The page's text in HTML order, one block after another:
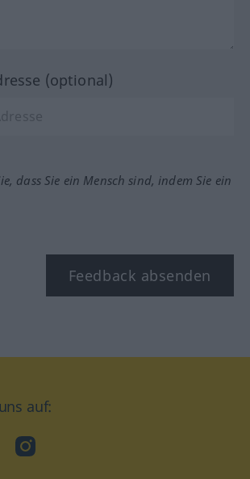
(optional)
dass Sie ein Mensch sind, indem Sie ein
Feedback absenden
auf:
Instagram